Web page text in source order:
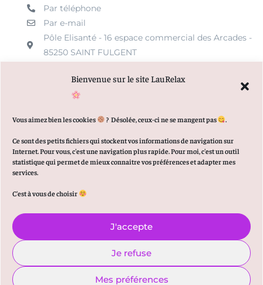
Bienvenue sur le site LauRelax
Vous aimez bien les cookies ? Désolée, ceux-ci ne se mangent pas .
Ce sont des petits fichiers qui stockent vos informations de navigation sur
Internet. Pour vous, c'est une navigation plus rapide. Pour moi, c'est un outil
statistique qui permet de mieux connaitre vos préférences et adapter mes
services.
C'est à vous de choisir
J'accepte
Je refuse
Mes préférences
Par téléphone
Par e-mail
Pôle Elisanté - 16 espace commercial des Arcades -
85250 SAINT FULGENT
Articles de Blog
Prendre Rendez-vous en ligne
© 2021-2026 Copyright – Tous droits réservés –
Mentions
légales
Politique de confidentialité
Site
réalisé par Laure Boisseau